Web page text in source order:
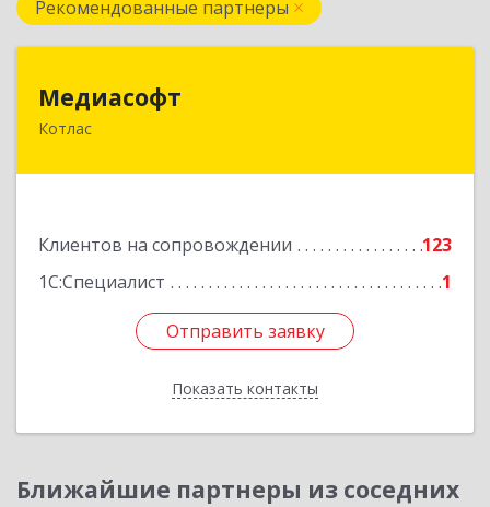
Рекомендованные партнеры
Медиасофт
Котлас
Клиентов на сопровождении
123
1С:Специалист
1
Отправить заявку
Показать контакты
Отправить заявку
Назад
Ближайшие партнеры из соседних